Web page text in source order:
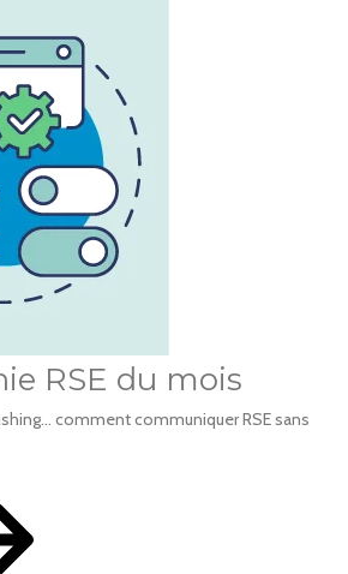
RSE du mois
comment communiquer RSE sans